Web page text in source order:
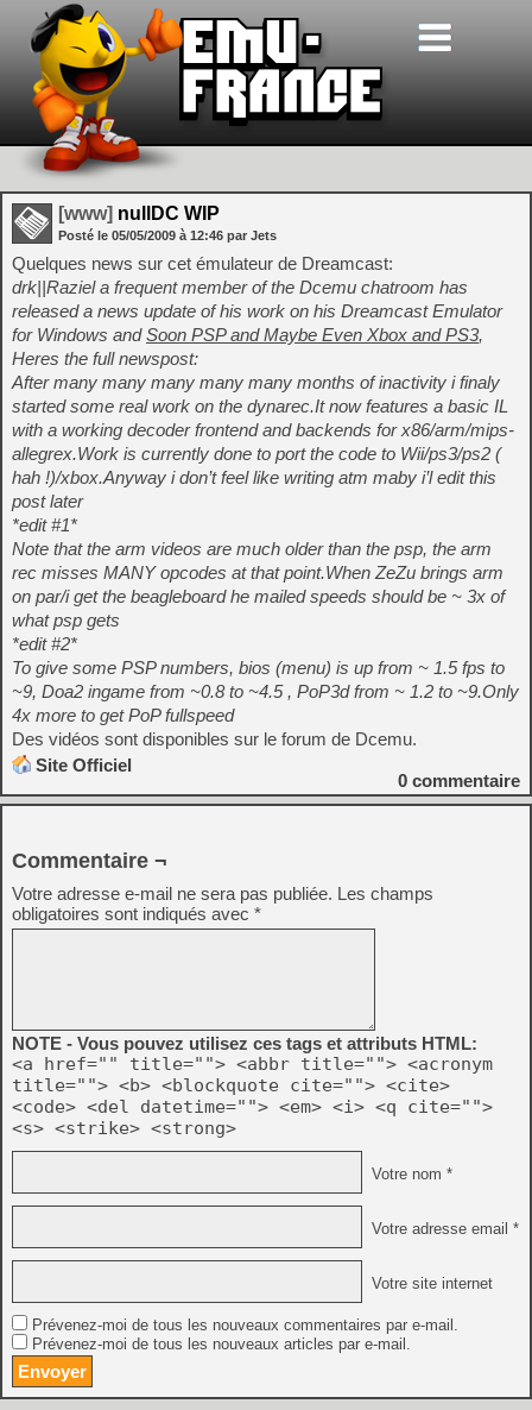
[www] nullDC WIP
Posté le 05/05/2009 à 12:46 par Jets
Quelques news sur cet émulateur de Dreamcast:
drk||Raziel a frequent member of the Dcemu chatroom has
released a news update of his work on his Dreamcast Emulator
for Windows andSoon PSP and Maybe Even Xbox and PS3,
Heres the full newspost:
After many many many many many months of inactivity i finaly
started some real work on the dynarec.It now features a basic IL
with a working decoder frontend and backends for x86/arm/mips-
allegrex.Work is currently done to port the code to Wii/ps3/ps2 (
hah !)/xbox.Anyway i don’t feel like writing atm maby i’l edit this
post later
*edit #1*
Note that the arm videos are much older than the psp, the arm
rec misses MANY opcodes at that point.When ZeZu brings arm
on par/i get the beagleboard he mailed speeds should be ~ 3x of
what psp gets
*edit #2*
To give some PSP numbers, bios (menu) is up from ~ 1.5 fps to
~9, Doa2 ingame from ~0.8 to ~4.5 , PoP3d from ~ 1.2 to ~9.Only
4x more to get PoP fullspeed
Des vidéos sont disponibles sur le forum de Dcemu.
Site Officiel
0 commentaire
Commentaire ¬
Votre adresse e-mail ne sera pas publiée. Les champs
obligatoires sont indiqués avec *
NOTE - Vous pouvez utilisez ces tags et attributs HTML:
<a href="" title=""> <abbr title=""> <acronym
title=""> <b> <blockquote cite=""> <cite>
<code> <del datetime=""> <em> <i> <q cite="">
<s> <strike> <strong>
Votre nom *
Votre adresse email *
Votre site internet
Prévenez-moi de tous les nouveaux commentaires par e-mail.
Prévenez-moi de tous les nouveaux articles par e-mail.